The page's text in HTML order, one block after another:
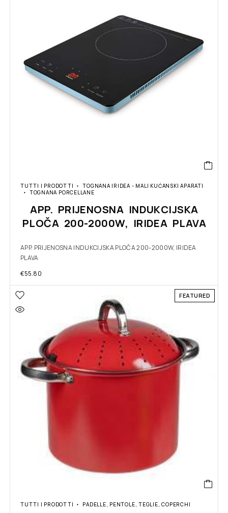
TUTTI I PRODOTTI
TOGNANA IRIDEA - MALI KUĆANSKI APARATI
TOGNANA PORCELLANE
APP. PRIJENOSNA INDUKCIJSKA
PLOČA 200-2000W, IRIDEA PLAVA
APP. PRIJENOSNA INDUKCIJSKA PLOČA 200-2000W, IRIDEA
PLAVA
€55.80
FEATURED
TUTTI I PRODOTTI PADELLE, PENTOLE, TEGLIE, COPERCHI